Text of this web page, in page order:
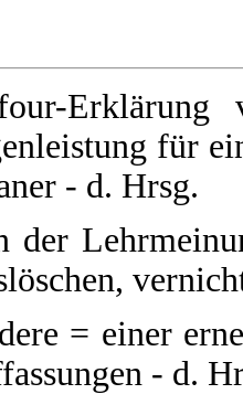
Erklärung
für
- d. Hrsg.
der
= einer
- d.